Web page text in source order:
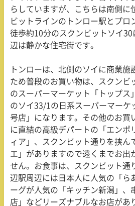
らしていますが、こちらは南側に
ビットラインのトンロー駅とプロ
徒歩約10分のスクンビットソイ30
辺は静かな住宅街です。
トンローは、北側のソイに商業施
ため普段のお買い物は、スクンビ
のスーパーマーケット「トップス
のソイ33/1 の日系スーパーマーケ
号店」になります。その他のお買
に直結の高級デパートの「エンポ
ィア」、スクンビット通りを挟ん
エ」がありますので遠くまでお出
せん。お食事は、スクンビット通
辺駅周辺には日本人に人気の「ら
ーグが人気の「キッチン新潟」、
店」などリーズナブルなお店があ